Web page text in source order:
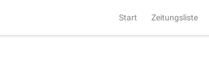
Start Zeitungsliste